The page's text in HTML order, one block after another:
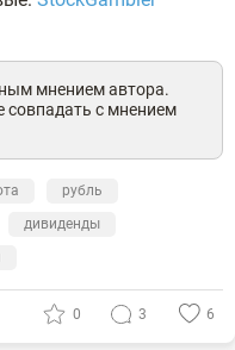
мнением автора.
совпадать с мнением
рубль
дивиденды
0 3 6